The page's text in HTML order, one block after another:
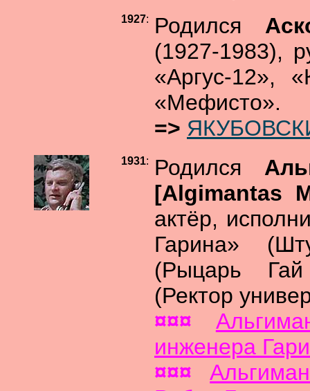
1927: Родился
(1927-1983),
«Аргус-12»,
«Мефисто».
=>
1931: Родился
[Algimantas
актёр,
Гарина»
(Рыцарь Гай
(Ректор
¤¤¤
инженера
¤¤¤